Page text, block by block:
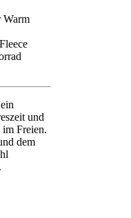
Warm
und
Freien.
dem